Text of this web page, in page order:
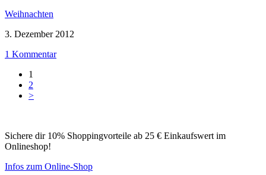
Weihnachten
3. Dezember 2012
1 Kommentar
1
2
>
Sichere dir 10% Shoppingvorteile ab 25 € Einkaufswert im
Onlineshop!
Infos zum Online-Shop